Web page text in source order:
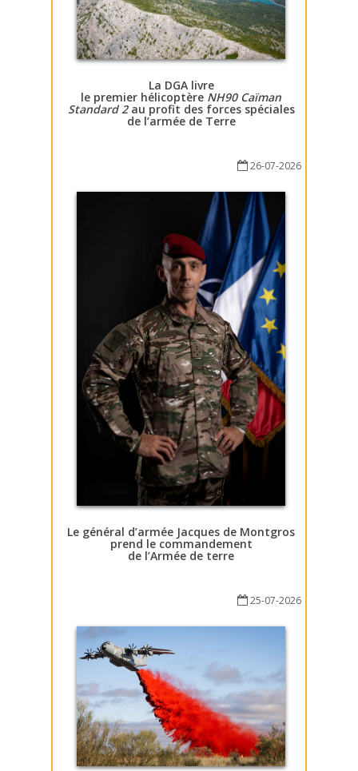
La DGA livre
le premier hélicoptère NH90 Caïman
Standard 2au profit des forces spéciales
de l’armée de Terre
26-07-2026
Le général d’armée Jacques de Montgros
prend le commandement
de l’Armée de terre
25-07-2026